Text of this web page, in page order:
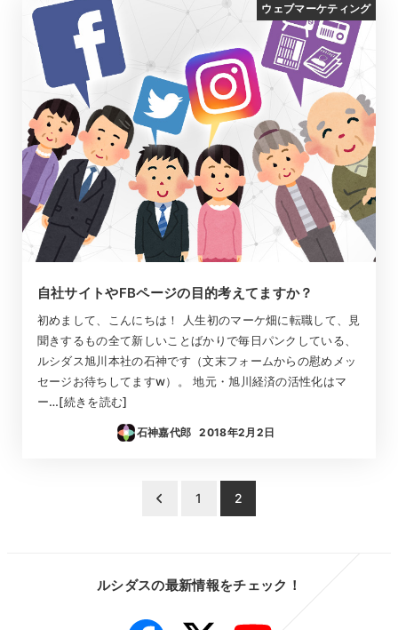
ウェブマーケティング
自社サイトやFBページの目的考えてますか？
初めまして、こんにちは！ 人生初のマーケ畑に転職して、見
聞きするもの全て新しいことばかりで毎日パンクしている、
ルシダス旭川本社の石神です（文末フォームからの慰めメッ
セージお待ちしてますw）。 地元・旭川経済の活性化はマ
ー…[続きを読む]
石神嘉代郎
投稿日
2018年2月2日
1 2
ルシダスの最新情報をチェック！
Facebook Twitter YouTube